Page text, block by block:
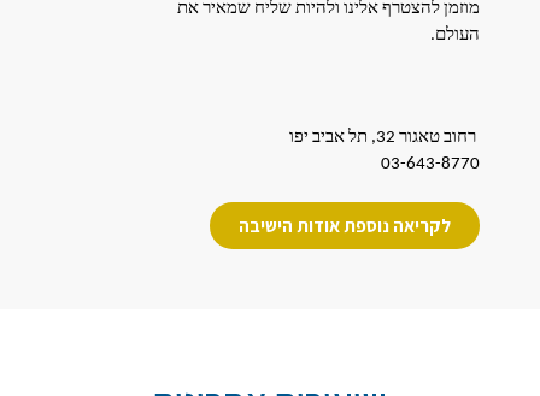
מוזמן להצטרף אלינו ולהיות שליח שמאיר את
העולם.
רחוב טאגור 32, תל אביב יפו
03-643-8770
לקריאה נוספת אודות הישיבה